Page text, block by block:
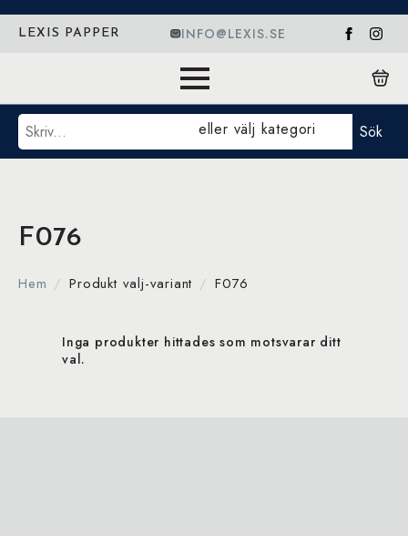
LEXIS PAPPER INFO@LEXIS.SE
Sök eller välj kategori Sök
F076
Hem Produkt valj-variant F076
Inga produkter hittades som motsvarar ditt
val.